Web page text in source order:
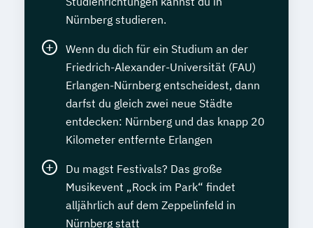
Nürnberg studieren.
Wenn du dich für ein Studium an der
Friedrich-Alexander-Universität (FAU)
Erlangen-Nürnberg entscheidest, dann
darfst du gleich zwei neue Städte
entdecken: Nürnberg und das knapp 20
Kilometer entfernte Erlangen
Du magst Festivals? Das große
Musikevent „Rock im Park“ findet
alljährlich auf dem Zeppelinfeld in
Nürnberg statt